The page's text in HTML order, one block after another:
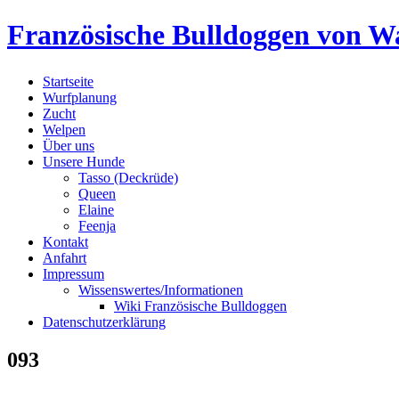
Skip
to
Französische Bulldoggen von
Startseite
Wurfplanung
Zucht
Welpen
Über uns
Unsere Hunde
Tasso (Deckrüde)
Queen
Elaine
Feenja
Kontakt
Anfahrt
Impressum
Wissenswertes/Informationen
Wiki Französische Bulldoggen
Datenschutzerklärung
093